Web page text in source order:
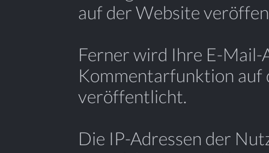
auf der Website
Ferner wird Ihre E-Mail-
Kommentarfunktion auf
veröffentlicht.
Die IP-Adressen der